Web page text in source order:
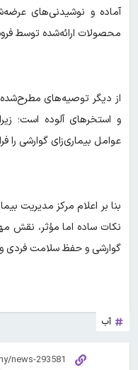
آماده و نوشیدنی‌های
محصولات ارائه‌شده توسط
از دیگر توصیه‌های
و استخرهای آلوده است؛
عوامل بیماری‌زای گوارشی را
بنا بر اعلام مرکز مدیریت
نکات ساده اما مؤثر، نقش
گوارشی و حفظ سلامت فردی
آب